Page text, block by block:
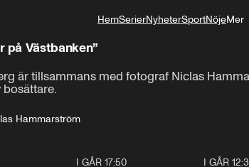
HemSerierNyheterSportNöjeMer
på Västbanken”
är tillsammans med fotograf Niclas
bosättare.
Hammarström
I GÅR 17:50 I GÅR